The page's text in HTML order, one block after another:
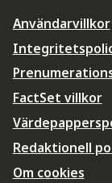
Användarvillkor
FactSet villkor
Redaktionell
Om cookies